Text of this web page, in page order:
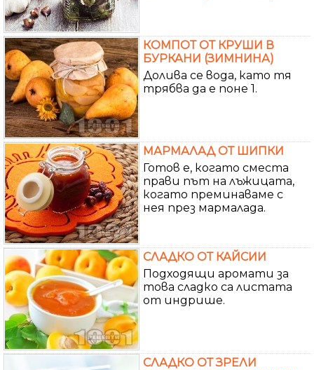
КОМПОТ ОТ КРУШИ В
БУРКАНИ (ЗИМНИНА)
Долива се вода, като тя
трябва да е поне 1.
МАРМАЛАД ОТ ШИПКИ
Готов е, когато сместа
прави път на лъжицата,
когато преминаваме с
нея през мармалада.
СЛАДКО ОТ КАЙСИИ
Подходящи аромати за
това сладко са листата
от индрише.
СЛАДКО ОТ ЗРЕЛИ